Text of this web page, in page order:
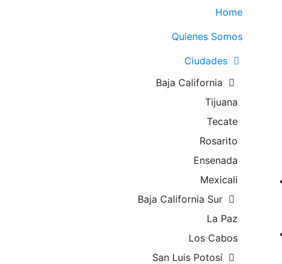
Home
Quienes Somos
Ciudades
Baja California
Tijuana
Tecate
Rosarito
Ensenada
Mexicali
Baja California Sur
La Paz
Los Cabos
San Luis Potosí